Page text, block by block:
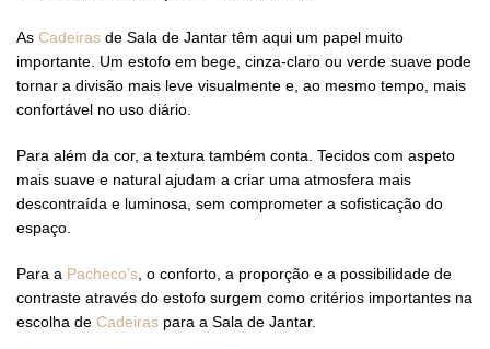
As Cadeiras de Sala de Jantar têm aqui um papel muito
importante. Um estofo em bege, cinza-claro ou verde suave pode
tornar a divisão mais leve visualmente e, ao mesmo tempo, mais
confortável no uso diário.
Para além da cor, a textura também conta. Tecidos com aspeto
mais suave e natural ajudam a criar uma atmosfera mais
descontraída e luminosa, sem comprometer a sofisticação do
espaço.
Para a Pacheco’s , o conforto, a proporção e a possibilidade de
contraste através do estofo surgem como critérios importantes na
escolha de Cadeiras para a Sala de Jantar.